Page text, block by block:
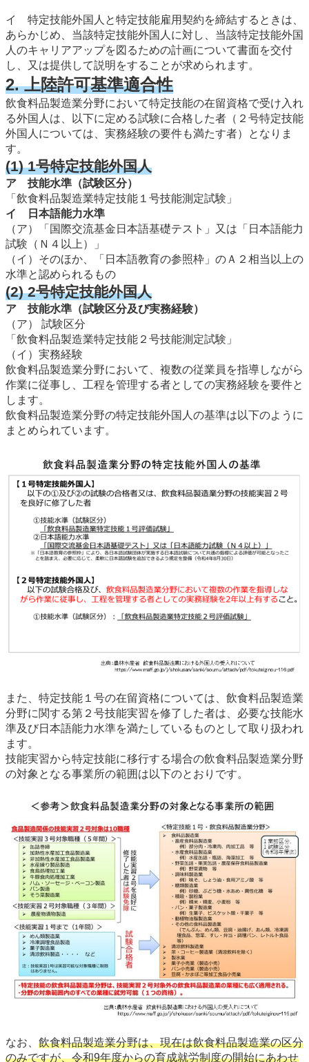
イ 特定技能外国人と特定技能雇用契約を締結するときは、
あらかじめ、当該特定技能外国人に対し、当該特定技能外国
人のキャリアアップを図るための計画について書面を交付
し、又は提供して説明をすることが求められます。
2. 上陸許可基準適合性
飲食料品製造業分野において特定技能の在留資格で受け入れ
る外国人は、以下に定める試験に合格した者（２号特定技能
外国人については、実務経験の要件も満たす者）となりま
す。
(1) 1号特定技能外国人
ア 技能水準（試験区分）
「飲食料品製造業特定技能１号技能測定試験」
イ 日本語能力水準
（ア）「国際交流基金日本語基礎テスト」又は「日本語能力
試験（Ｎ４以上）」
（イ）そのほか、「日本語教育の参照枠」のＡ２相当以上の
水準と認められるもの
(2) 2号特定技能外国人
ア 技能水準（試験区分及び実務経験）
（ア） 試験区分
「飲食料品製造業特定技能２号技能測定試験」
（イ）実務経験
飲食料品製造業分野において、複数の従業員を指導しながら
作業に従事し、工程を管理する者としての実務経験を要件と
します。
飲食料品製造業分野の特定技能外国人の基準は以下のように
まとめられています。
また、特定技能１号の在留資格については、飲食料品製造業
分野に関する第２号技能実習を修了した者は、必要な技能水
準及び日本語能力水準を満たしているものとして取り扱われ
ます。
技能実習から特定技能に移行する場合の飲食料品製造業分野
の対象となる事業所の範囲は以下のとおりです。
なお、 飲食料品製造業分野は、現在は飲食料品製造業の区分
のみですが、令和9年度からの育成就労制度の開始にあわせ